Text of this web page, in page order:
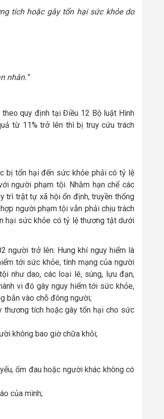
tích hoặc gây tổn hại sức khỏe do
nhân.”
quy định tại Điều 12 Bộ luật Hình
từ 11% trở lên thì bị truy cứu trách
bị tổn hại đến sức khỏe phải có tỷ lệ
người phạm tội. Nhằm hạn chế các
trì trật tự xã hội ổn định, truyền thống
người phạm tội vẫn phải chịu trách
hại sức khỏe có tỷ lệ thương tật dưới
người trở lên: Hung khí nguy hiểm là
tới sức khỏe, tính mạng của người
như dao, các loại lê, súng, lựu đạn,
vi đó gây nguy hiểm tới sức khỏe,
bắn vào chỗ đông người;
thương tích hoặc gây tổn hại cho sức
không bao giờ chữa khỏi;
ốm đau hoặc người khác không có
của mình;